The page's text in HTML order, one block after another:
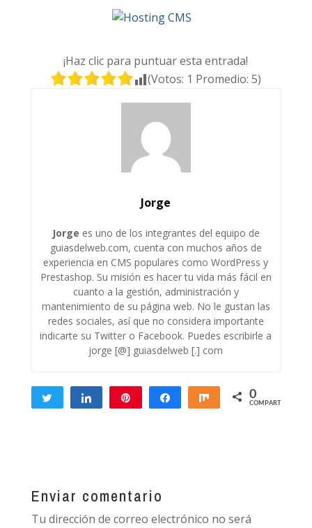
¡Haz clic para puntuar esta entrada!
(Votos: 1 Promedio:5)
Jorge
Jorge es uno de los integrantes del equipo de
guiasdelweb.com, cuenta con muchos años de
experiencia en CMS populares como WordPress y
Prestashop. Su misión es hacer tu vida más fácil en
cuanto a la gestión, administración y
mantenimiento de su página web. No le gustan las
redes sociales, así que no considera importante
indicarte su Twitter o Facebook. Puedes escribirle a
jorge [@] guiasdelweb [.] com
Twittear Compartir Compartir Compartir
0
COMPARTIR
Enviar comentario
Tu dirección de correo electrónico no será